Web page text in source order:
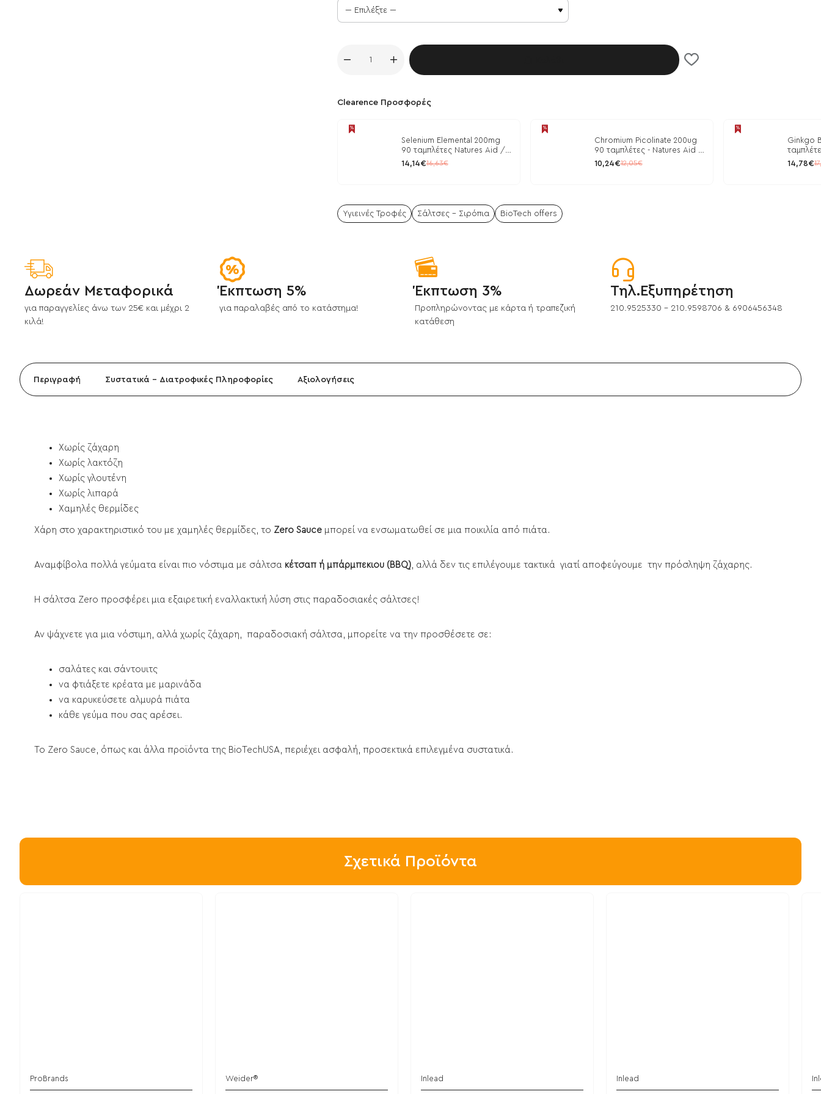
Clearence Προσφορές
Selenium Elemental 200mg
90 ταμπλέτες Natures Aid /
Μέταλλα
14,14€16,63€
Chromium Picolinate 200ug
90 ταμπλέτες - Natures Aid /
Ρύθμιση Γλυκόζης
10,24€12,05€
Ginkgo
14,78€
Υγιεινές Τροφές Σάλτσες - Σιρόπια BioTech offers
Δωρεάν Μεταφορικά
για παραγγελίες άνω των 25€ και μέχρι 2
κιλά!
Έκπτωση 5%
για παραλαβές από το κατάστημα!
Έκπτωση 3%
Προπληρώνοντας με κάρτα ή τραπεζική
κατάθεση
Τηλ.Εξυπηρέτηση
210.9525330 - 210.9598706 & 6906456348
Περιγραφή Συστατικά - Διατροφικές Πληροφορίες Αξιολογήσεις
Χωρίς ζάχαρη
Xωρίς λακτόζη
Xωρίς γλουτένη
Xωρίς λιπαρά
Xαμηλές θερμίδες
Χάρη στο χαρακτηριστικό του με χαμηλές θερμίδες, το Zero Sauce μπορεί να ενσωματωθεί σε μια ποικιλία από πιάτα.
Αναμφίβολα πολλά γεύματα είναι πιο νόστιμα με σάλτσα κέτσαπ ή μπάρμπεκιου (BBQ) , αλλά δεν τις επιλέγουμε τακτικά γιατί αποφεύγουμε την πρόσληψη ζάχαρης.
Η σάλτσα Zero προσφέρει μια εξαιρετική εναλλακτική λύση στις παραδοσιακές σάλτσες!
Αν ψάχνετε για μια νόστιμη, αλλά χωρίς ζάχαρη, παραδοσιακή σάλτσα, μπορείτε να την προσθέσετε σε:
σαλάτες και σάντουιτς
να φτιάξετε κρέατα με μαρινάδα
να καρυκεύσετε αλμυρά πιάτα
κάθε γεύμα που σας αρέσει.
Το Zero Sauce, όπως και άλλα προϊόντα της BioTechUSA, περιέχει ασφαλή, προσεκτικά επιλεγμένα συστατικά.
Σχετικά Προϊόντα
ProBrands Weider® Inlead Inlead